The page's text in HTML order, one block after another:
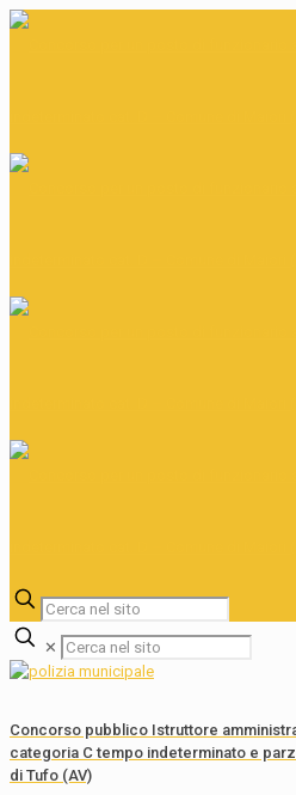
✕
Concorso pubblico Istruttore
categoria C tempo indeterminato e
di Tufo (AV)